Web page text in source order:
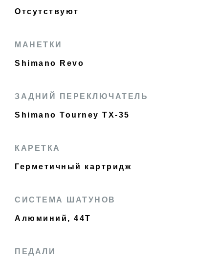
Отсутствуют
МАНЕТКИ
Shimano Revo
ЗАДНИЙ ПЕРЕКЛЮЧАТЕЛЬ
Shimano Tourney TX-35
КАРЕТКА
Герметичный картридж
СИСТЕМА ШАТУНОВ
Алюминий, 44T
ПЕДАЛИ